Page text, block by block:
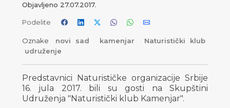
Objavljeno 27.07.2017.
Podelite
Oznake novi sad kamenjar
Naturistički klub
udruženje
Predstavnici Naturističke organizacije Srbije
16. jula 2017. bili su gosti na Skupštini
Udruženja "Naturistički klub Kamenjar".